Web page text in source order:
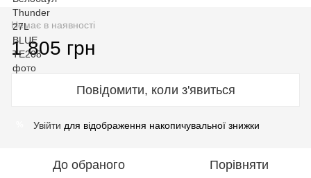
Немає в наявності
1 805 грн
Повідомити, коли з'явиться
Увійти для відображення накопичувальної знижки
До обраного Порівняти